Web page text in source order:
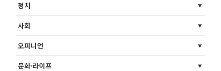
정치
사회
오피니언
문화·라이프